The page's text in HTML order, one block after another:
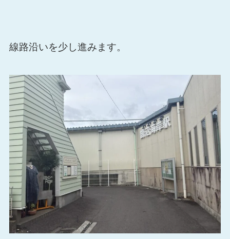
線路沿いを少し進みます。